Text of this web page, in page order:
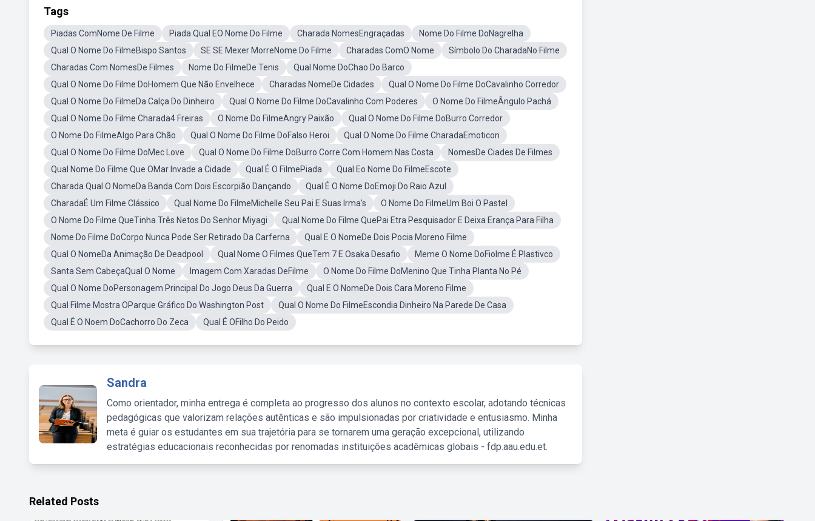
Tags
Piadas ComNome De Filme Piada Qual EO Nome Do Filme Charada NomesEngraçadas
Nome Do Filme DoNagrelha
Qual O Nome Do FilmeBispo Santos
SE SE Mexer MorreNome Do Filme Charadas ComO Nome
Símbolo Do CharadaNo Filme
Charadas Com NomesDe Filmes
Nome Do FilmeDe Tenis
Qual Nome DoChao Do Barco
Qual O Nome Do Filme DoHomem Que Não Envelhece
Charadas NomeDe Cidades
Qual O Nome Do Filme DoCavalinho Corredor
Qual O Nome Do FilmeDa Calça Do Dinheiro
Qual O Nome Do Filme DoCavalinho Com Poderes
O Nome Do FilmeÂngulo Pachá
Qual O Nome Do Filme Charada4 Freiras
O Nome Do FilmeAngry Paixão
Qual O Nome Do Filme DoBurro Corredor
O Nome Do FilmeAlgo Para Chão
Qual O Nome Do Filme DoFalso Heroi
Qual O Nome Do Filme CharadaEmoticon
Qual O Nome Do Filme DoMec Love
Qual O Nome Do Filme DoBurro Corre Com Homem Nas Costa
NomesDe Ciades De Filmes
Qual Nome Do Filme Que OMar Invade a Cidade
Qual É O FilmePiada
Qual Eo Nome Do FilmeEscote
Charada Qual O NomeDa Banda Com Dois Escorpião Dançando
Qual É O Nome DoEmoji Do Raio Azul
CharadaÉ Um Filme Clássico
Qual Nome Do FilmeMichelle Seu Pai E Suas Irma's
O Nome Do FilmeUm Boi O Pastel
O Nome Do Filme QueTinha Três Netos Do Senhor Miyagi
Qual Nome Do Filme QuePai Etra Pesquisador E Deixa Erança Para Filha
Nome Do Filme DoCorpo Nunca Pode Ser Retirado Da Carferna
Qual E O NomeDe Dois Pocia Moreno Filme
Qual O NomeDa Animação De Deadpool
Qual Nome O Filmes QueTem 7 E Osaka Desafio
Meme O Nome DoFiolme É Plastivco
Santa Sem CabeçaQual O Nome
Imagem Com Xaradas DeFilme
O Nome Do Filme DoMenino Que Tinha Planta No Pé
Qual O Nome DoPersonagem Principal Do Jogo Deus Da Guerra
Qual E O NomeDe Dois Cara Moreno Filme
Qual Filme Mostra OParque Gráfico Do Washington Post
Qual O Nome Do FilmeEscondia Dinheiro Na Parede De Casa
Qual É O Noem DoCachorro Do Zeca
Qual É OFilho Do Peido
Sandra
Como orientador, minha entrega é completa ao progresso dos alunos no contexto escolar, adotando técnicas
pedagógicas que valorizam relações autênticas e são impulsionadas por criatividade e entusiasmo. Minha
meta é guiar os estudantes em sua trajetória para se tornarem uma geração excepcional, utilizando
estratégias educacionais reconhecidas por renomadas instituições acadêmicas globais - fdp.aau.edu.et.
Related Posts